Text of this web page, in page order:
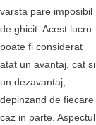
varsta pare imposibil
de ghicit. Acest lucru
poate fi considerat
atat un avantaj, cat si
un dezavantaj,
depinzand de fiecare
caz in parte. Aspectul